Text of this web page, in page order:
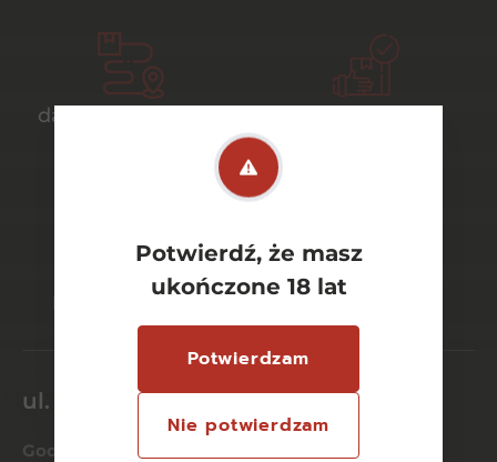
Potwierdź, że masz
ukończone 18 lat
Potwierdzam
Nie potwierdzam
darmowa dostawa
bezpieczne
płatności online
szeroki wybór
asortymentu
ul. Dworcowa 26/6
Godziny otwarcia